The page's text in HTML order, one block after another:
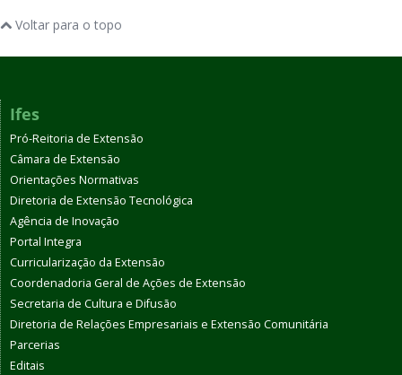
Voltar para o topo
Ifes
Pró-Reitoria de Extensão
Câmara de Extensão
Orientações Normativas
Diretoria de Extensão Tecnológica
Agência de Inovação
Portal Integra
Curricularização da Extensão
Coordenadoria Geral de Ações de Extensão
Secretaria de Cultura e Difusão
Diretoria de Relações Empresariais e Extensão Comunitária
Parcerias
Editais